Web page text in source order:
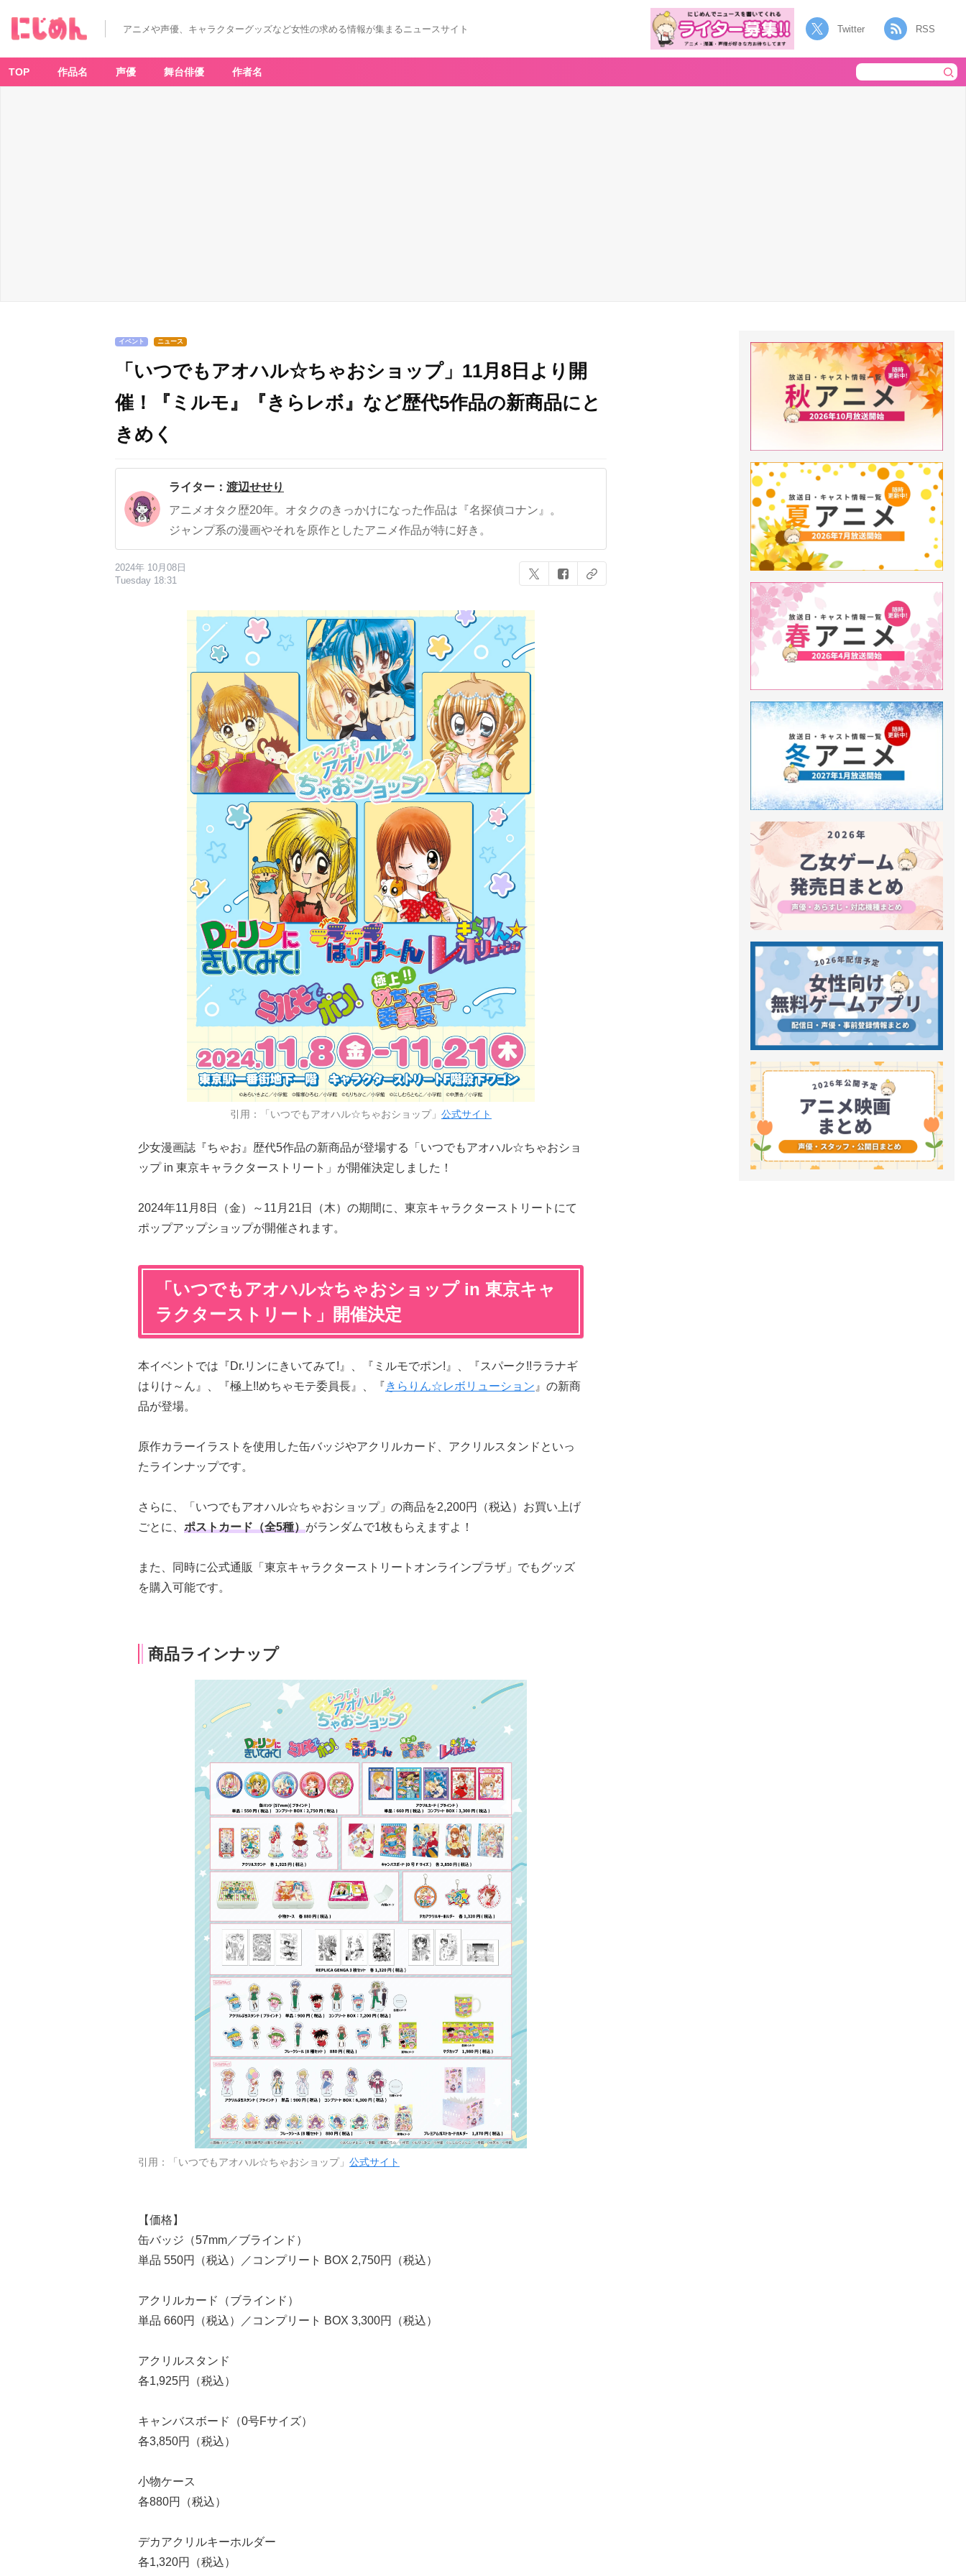
アニメや声優、キャラクターグッズなど女性の求める情報が集まるニュースサイト Twitter RSS
TOP 作品名 声優 舞台俳優 作者名
イベント ニュース
「いつでもアオハル☆ちゃおショップ」11月8日より開
催！『ミルモ』『きらレボ』など歴代5作品の新商品にと
きめく
ライター： 渡辺せせり
アニメオタク歴20年。オタクのきっかけになった作品は『名探偵コナン』。
ジャンプ系の漫画やそれを原作としたアニメ作品が特に好き。
2024年 10月08日
Tuesday 18:31
引用：「いつでもアオハル☆ちゃおショップ」 公式サイト
少女漫画誌『ちゃお』歴代5作品の新商品が登場する「いつでもアオハル☆ちゃおショ
ップ in 東京キャラクターストリート」が開催決定しました！
2024年11月8日（金）～11月21日（木）の期間に、東京キャラクターストリートにて
ポップアップショップが開催されます。
「いつでもアオハル☆ちゃおショップ in 東京キャ
ラクターストリート」開催決定
本イベントでは『Dr.リンにきいてみて!』、『ミルモでポン!』、『スパーク!!ララナギ
はりけ～ん』、『極上!!めちゃモテ委員長』、『きらりん☆レボリューション 』の新商
品が登場。
原作カラーイラストを使用した缶バッジやアクリルカード、アクリルスタンドといっ
たラインナップです。
さらに、「いつでもアオハル☆ちゃおショップ」の商品を2,200円（税込）お買い上げ
ごとに、 ポストカード（全5種）がランダムで1枚もらえますよ！
また、同時に公式通販「東京キャラクターストリートオンラインプラザ」でもグッズ
を購入可能です。
商品ラインナップ
引用：「いつでもアオハル☆ちゃおショップ」 公式サイト
【価格】
缶バッジ（57mm／ブラインド）
単品 550円（税込）／コンプリート BOX 2,750円（税込）
アクリルカード（ブラインド）
単品 660円（税込）／コンプリート BOX 3,300円（税込）
アクリルスタンド
各1,925円（税込）
キャンバスボード（0号Fサイズ）
各3,850円（税込）
小物ケース
各880円（税込）
デカアクリルキーホルダー
各1,320円（税込）